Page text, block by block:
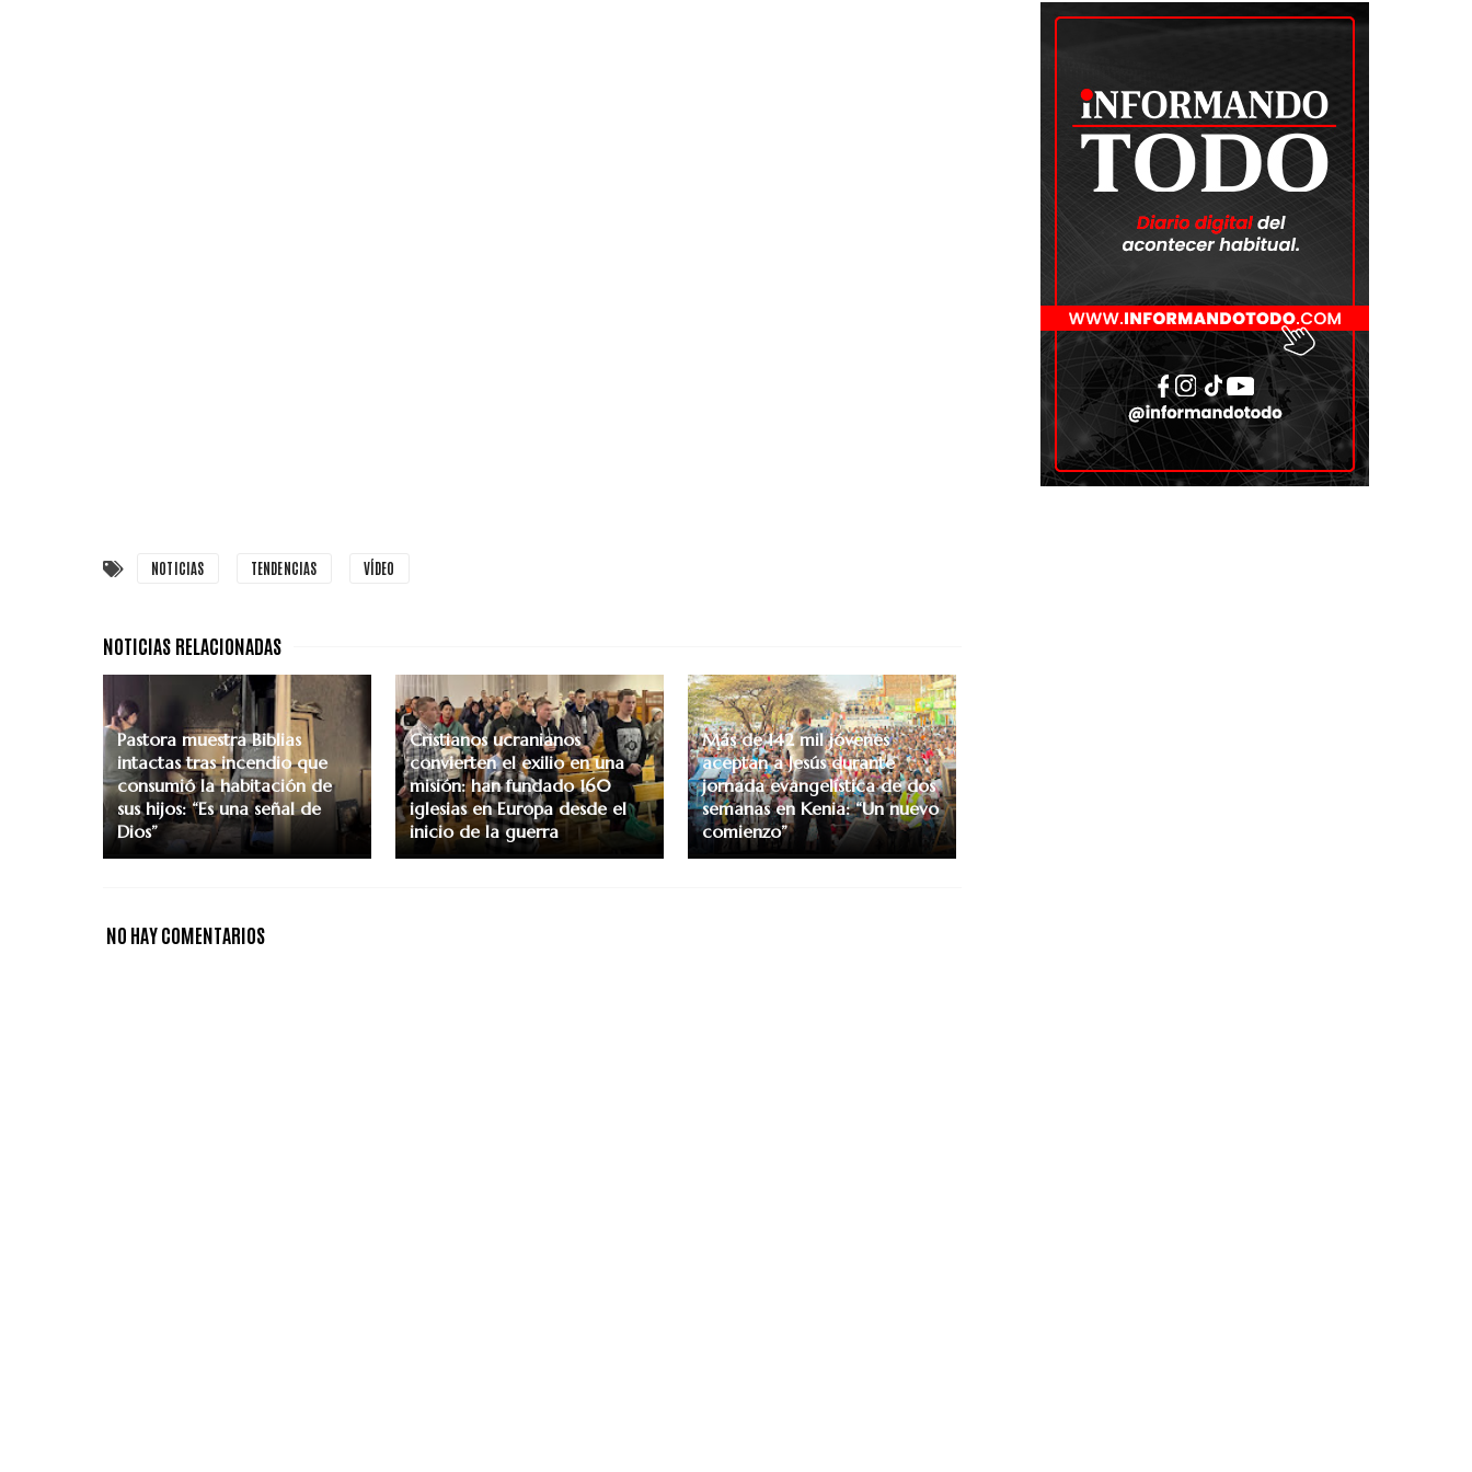
NOTICIAS TENDENCIAS VÍDEO
Pastora muestra Biblias
intactas tras incendio que
consumió la habitación de
sus hijos: “Es una señal de
Dios”
Cristianos ucranianos
convierten el exilio en una
misión: han fundado 160
iglesias en Europa desde el
inicio de la guerra
Más de 142 mil jóvenes
aceptan a Jesús durante
jornada evangelística de dos
semanas en Kenia: “Un nuevo
comienzo”
NO HAY COMENTARIOS